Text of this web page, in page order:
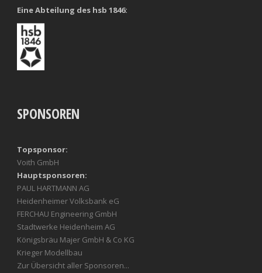
Eine Abteilung des hsb 1846:
SPONSOREN
Topsponsor:
Voith GmbH
Hauptsponsoren:
PAUL HARTMANN AG
Heidenheimer Volksbank eG
FERCHAU Engineering GmbH
Stadtwerke Heidenheim AG
Königsbräu Majer GmbH & Co KG
Krieger Modellbau
Zur Übersicht aller Sponsoren...